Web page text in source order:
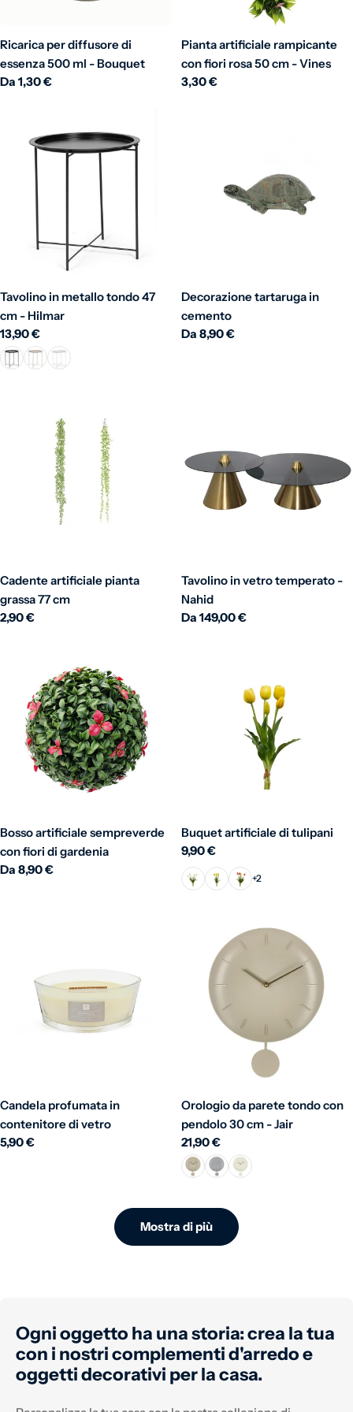
Ricarica per diffusore di
essenza 500 ml - Bouquet
Prezzo normale
Da 1,30 €
Pianta artificiale rampicante
con fiori rosa 50 cm - Vines
Prezzo normale
3,30 €
Tavolino in metallo tondo 47
cm - Hilmar
Prezzo normale
13,90 €
Decorazione tartaruga in
cemento
Prezzo normale
Da 8,90 €
Cadente artificiale pianta
grassa 77 cm
Prezzo normale
2,90 €
Tavolino in vetro temperato -
Nahid
Prezzo normale
Da 149,00 €
Bosso artificiale sempreverde
con fiori di gardenia
Prezzo normale
Da 8,90 €
Buquet artificiale di tulipani
Prezzo normale
9,90 €
+2
Candela profumata in
contenitore di vetro
Prezzo normale
5,90 €
Orologio da parete tondo con
pendolo 30 cm - Jair
Prezzo normale
21,90 €
Mostra di più
Ogni oggetto ha una storia: crea la tua
con i nostri complementi d'arredo e
oggetti decorativi per la casa.